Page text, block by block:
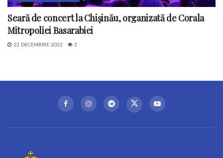
Seară de concert la Chișinău, organizată de Corala
Mitropoliei Basarabiei
22 DECEMBRIE 2022 2